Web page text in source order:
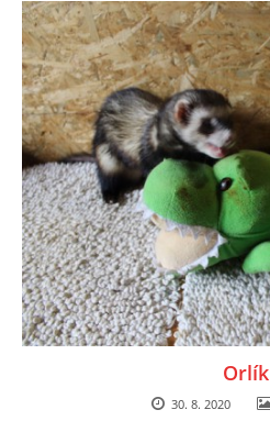
Orlík
30. 8. 2020